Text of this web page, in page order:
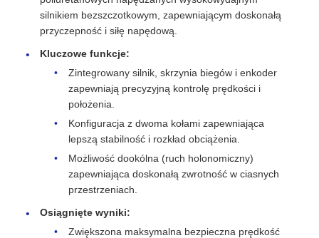
silnikiem bezszczotkowym, zapewniającym doskonałą
przyczepność i siłę napędową.
Kluczowe funkcje:
Zintegrowany silnik, skrzynia biegów i enkoder
zapewniają precyzyjną kontrolę prędkości i
położenia.
Konfiguracja z dwoma kołami zapewniająca
lepszą stabilność i rozkład obciążenia.
Możliwość dookólna (ruch holonomiczny)
zapewniająca doskonałą zwrotność w ciasnych
przestrzeniach.
Osiągnięte wyniki:
Zwiększona maksymalna bezpieczna prędkość